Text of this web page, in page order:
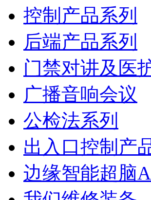
控制产品系列
后端产品系列
门禁对讲及医
广播音响会议
公检法系列
出入口控制产
边缘智能超脑